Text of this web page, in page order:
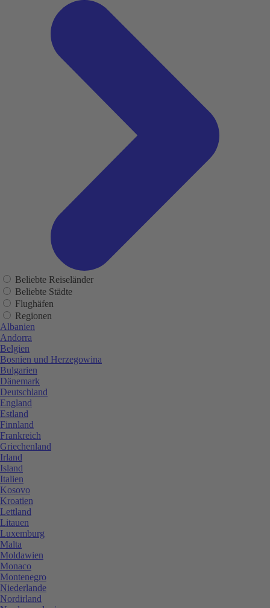
Beliebte Reiseländer
Beliebte Städte
Flughäfen
Regionen
Albanien
Andorra
Belgien
Bosnien und Herzegowina
Bulgarien
Dänemark
Deutschland
England
Estland
Finnland
Frankreich
Griechenland
Irland
Island
Italien
Kosovo
Kroatien
Lettland
Litauen
Luxemburg
Malta
Moldawien
Monaco
Montenegro
Niederlande
Nordirland